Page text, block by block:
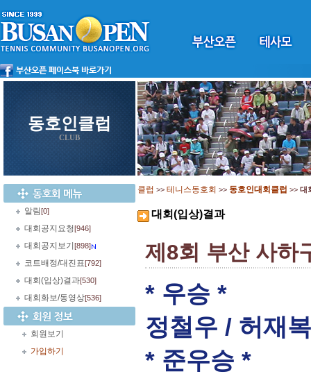
동호인클럽
CLUB
알림[0]
대회공지요청[946]
대회공지보기 [898]
코트배정/대진표[792]
대회(입상)결과[530]
대회화보/동영상[536]
회원보기
가입하기
클럽 >> 테니스동호회 >> 동호인대회클럽 >> 대
대회(입상)결과
제8회 부산 사하
* 우승 *
정철우 / 허재
* 준우승 *